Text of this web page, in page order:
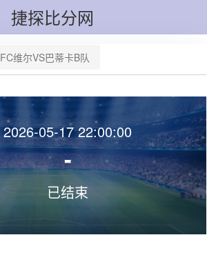
捷探比分网
FC维尔VS巴蒂卡B队
2026-05-17 22:00:00
-
已结束